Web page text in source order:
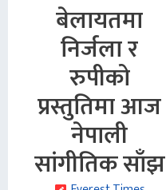
बेलायतमा
निर्जला र
रुपीको
प्रस्तुतिमा आज
नेपाली
सांगीतिक साँझ